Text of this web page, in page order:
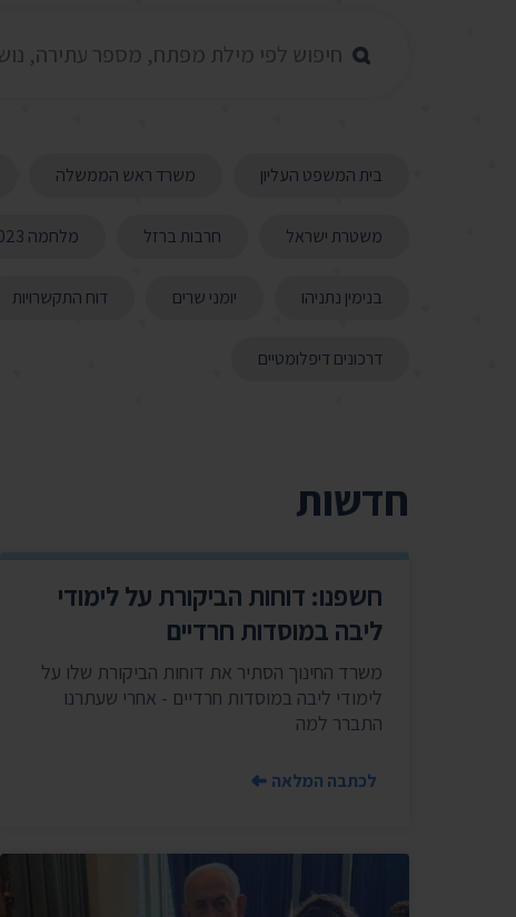
בית המשפט העליון משרד ראש הממשלה
משטרת ישראל חרבות ברזל מלחמה 2023
בנימין נתניהו יומני שרים דוח התקשרויות
דרכונים דיפלומטיים
חדשות
חשפנו: דוחות הביקורת על לימודי
ליבה במוסדות חרדיים
משרד החינוך הסתיר את דוחות הביקורת שלו על
לימודי ליבה במוסדות חרדיים - אחרי שעתרנו
התברר למה
לכתבה המלאה